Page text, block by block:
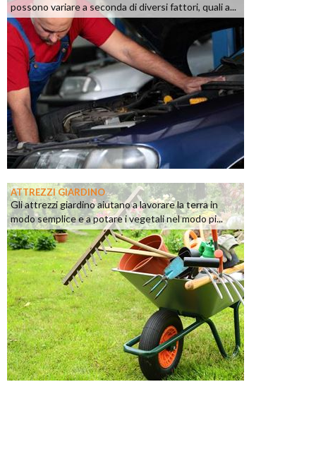
possono variare a seconda di diversi fattori, quali a...
ATTREZZI GIARDINO
Gli attrezzi giardino aiutano a lavorare la terra in
modo semplice e a potare i vegetali nel modo pi...